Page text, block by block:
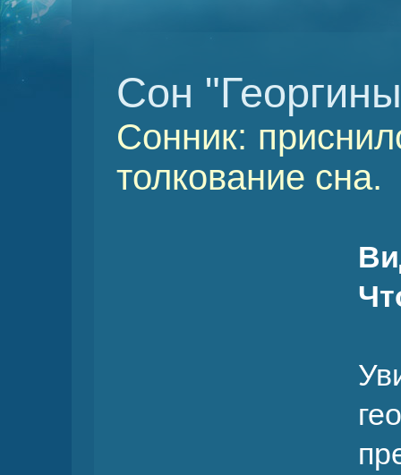
Сон
Сонник:
толкование сна.